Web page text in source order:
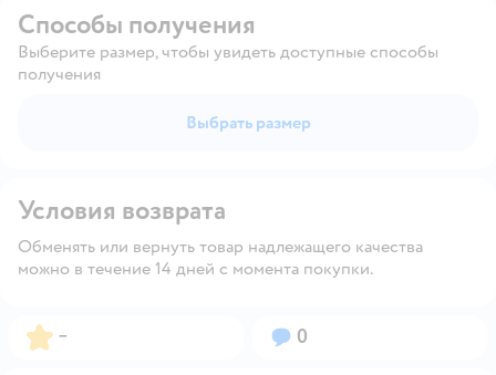
Способы получения
Выберите размер, чтобы увидеть доступные способы
получения
Выбрать размер
Условия возврата
Обменять или вернуть товар надлежащего качества
можно в течение 14 дней с момента покупки.
Рейтинг:
– Вопросов:
0